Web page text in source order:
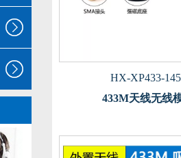
HX-XP433-
433M天线无线